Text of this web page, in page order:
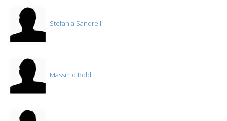
Stefania Sandrelli
Massimo Boldi